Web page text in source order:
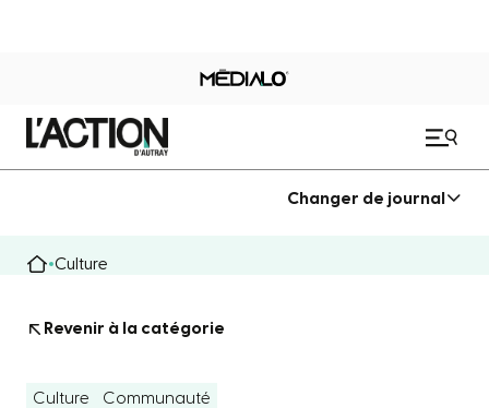
Changer de journal
Culture
Revenir à la catégorie
Culture Communauté